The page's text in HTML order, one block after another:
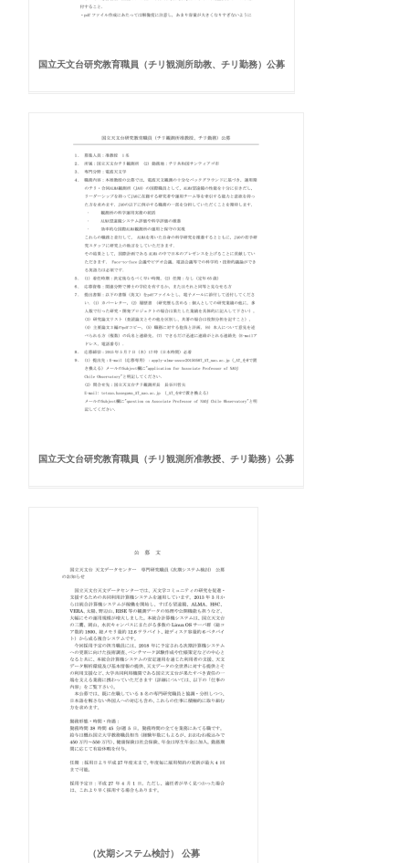
国立天文台研究教育職員（チリ観測所助教、チリ勤務）公募
国立天文台研究教育職員（チリ観測所准教授、チリ勤務）公募
（次期システム検討） 公募